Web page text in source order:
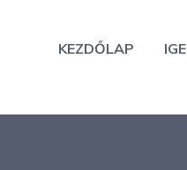
KEZDŐLAP IGE